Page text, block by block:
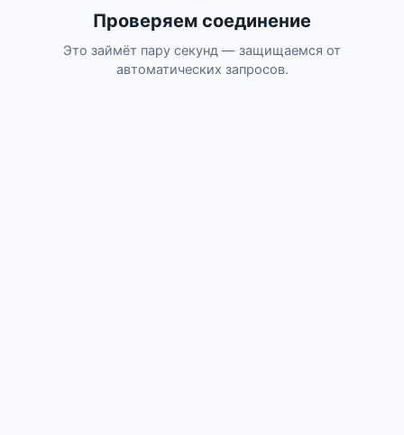
Проверяем соединение
Это займёт пару секунд — защищаемся от
автоматических запросов.